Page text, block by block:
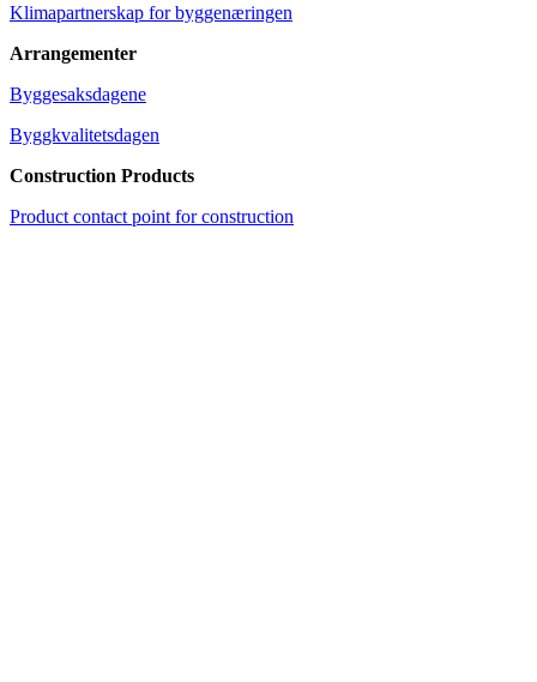
Klimapartnerskap for byggenæringen
Arrangementer
Byggesaksdagene
Byggkvalitetsdagen
Construction Products
Product contact point for construction